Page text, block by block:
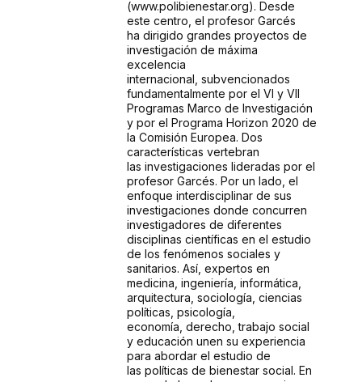
(www.polibienestar.org). Desde
este centro, el profesor Garcés
ha dirigido grandes proyectos de
investigación de máxima
excelencia
internacional, subvencionados
fundamentalmente por el VI y VII
Programas Marco de Investigación
y por el Programa Horizon 2020 de
la Comisión Europea. Dos
características vertebran
las investigaciones lideradas por el
profesor Garcés. Por un lado, el
enfoque interdisciplinar de sus
investigaciones donde concurren
investigadores de diferentes
disciplinas científicas en el estudio
de los fenómenos sociales y
sanitarios. Así, expertos en
medicina, ingeniería, informática,
arquitectura, sociología, ciencias
políticas, psicología,
economía, derecho, trabajo social
y educación unen su experiencia
para abordar el estudio de
las políticas de bienestar social. En